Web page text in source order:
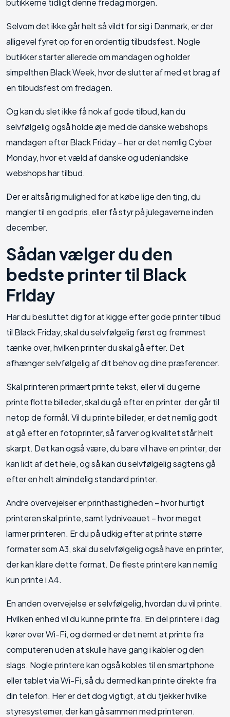
butikkerne tidligt denne fredag morgen.
Selvom det ikke går helt så vildt for sig i Danmark, er der
alligevel fyret op for en ordentlig tilbudsfest. Nogle
butikker starter allerede om mandagen og holder
simpelthen Black Week, hvor de slutter af med et brag af
en tilbudsfest om fredagen.
Og kan du slet ikke få nok af gode tilbud, kan du
selvfølgelig også holde øje med de danske webshops
mandagen efter Black Friday – her er det nemlig Cyber
Monday, hvor et væld af danske og udenlandske
webshops har tilbud.
Der er altså rig mulighed for at købe lige den ting, du
mangler til en god pris, eller få styr på julegaverne inden
december.
Sådan vælger du den
bedste printer til Black
Friday
Har du besluttet dig for at kigge efter gode printer tilbud
til Black Friday, skal du selvfølgelig først og fremmest
tænke over, hvilken printer du skal gå efter. Det
afhænger selvfølgelig af dit behov og dine præferencer.
Skal printeren primært printe tekst, eller vil du gerne
printe flotte billeder, skal du gå efter en printer, der går til
netop de formål. Vil du printe billeder, er det nemlig godt
at gå efter en fotoprinter, så farver og kvalitet står helt
skarpt. Det kan også være, du bare vil have en printer, der
kan lidt af det hele, og så kan du selvfølgelig sagtens gå
efter en helt almindelig standard printer.
Andre overvejelser er printhastigheden – hvor hurtigt
printeren skal printe, samt lydniveauet – hvor meget
larmer printeren. Er du på udkig efter at printe større
formater som A3, skal du selvfølgelig også have en printer,
der kan klare dette format. De fleste printere kan nemlig
kun printe i A4.
En anden overvejelse er selvfølgelig, hvordan du vil printe.
Hvilken enhed vil du kunne printe fra. En del printere i dag
kører over Wi-Fi, og dermed er det nemt at printe fra
computeren uden at skulle have gang i kabler og den
slags. Nogle printere kan også kobles til en smartphone
eller tablet via Wi-Fi, så du dermed kan printe direkte fra
din telefon. Her er det dog vigtigt, at du tjekker hvilke
styresystemer, der kan gå sammen med printeren.